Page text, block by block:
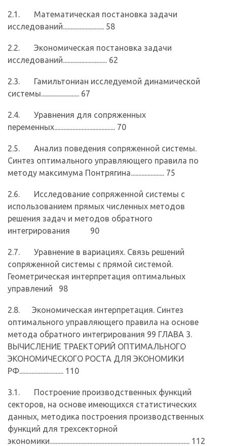
2.1. Математическая постановка задачи
исследований........................... 58
2.2. Экономическая постановка задачи
исследований............................. 62
2.3. Гамильтониан исследуемой динамической
системы......................... 67
2.4. Уравнения для сопряженных
переменных........................................ 70
2.5. Анализ поведения сопряженной системы.
Синтез оптимального управляющего правила по
методу максимума Понтрягина...................... 75
2.6. Исследование сопряженной системы с
использованием прямых численных методов
решения задач и методов обратного
интегрирования 90
2.7. Уравнение в вариациях. Связь решений
сопряженной системы с прямой системой.
Геометрическая интерпретация оптимальных
управлений 98
2.8. Экономическая интерпретация. Синтез
оптимального управляющего правила на основе
метода обратного интегрирования 99 ГЛАВА 3.
ВЫЧИСЛЕНИЕ ТРАЕКТОРИЙ ОПТИМАЛЬНОГО
ЭКОНОМИЧЕСКОГО РОСТА ДЛЯ ЭКОНОМИКИ
РФ............................. 110
3.1. Построение производственных функций
секторов, на основе имеющихся статистических
данных, методика построения производственных
функций для трехсекторной
экономики............................................................................................ 112